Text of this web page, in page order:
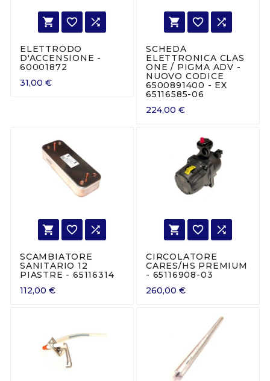
  
ELETTRODO
D'ACCENSIONE -
60001872
31,00 €
  
SCHEDA
ELETTRONICA CLAS
ONE / PIGMA ADV -
NUOVO CODICE
6500891400 - EX
65116585-06
224,00 €
  
SCAMBIATORE
SANITARIO 12
PIASTRE - 65116314
112,00 €
  
CIRCOLATORE
CARES/HS PREMIUM
- 65116908-03
260,00 €